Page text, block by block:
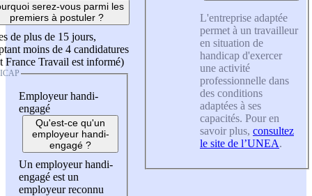
serez-vous parmi les
premiers à postuler ?
de plus de 15 jours,
moins de 4 candidatures
France Travail est informé)
Employeur handi-
engagé
Qu'est-ce qu'un
employeur handi-
engagé ?
Un employeur handi-
engagé est un
employeur reconnu
L'entreprise adaptée
permet à un travailleur
en situation de
handicap d'exercer
une activité
professionnelle dans
des conditions
adaptées à ses
capacités. Pour en
savoir plus, consultez
le site de l’UNEA.